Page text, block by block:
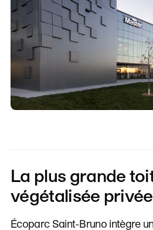
La plus grande
végétalisée
Écoparc Saint-Bruno intègre